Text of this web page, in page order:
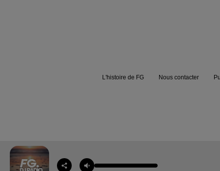
L'histoire de FG Nous contacter